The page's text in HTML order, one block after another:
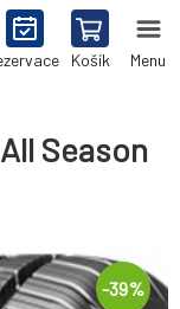
Košík Menu
Season
-39%